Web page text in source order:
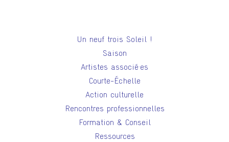
Un neuf trois Soleil !
Saison
Artistes associé·es
Courte-Échelle
Action culturelle
Rencontres professionnelles
Formation & Conseil
Ressources